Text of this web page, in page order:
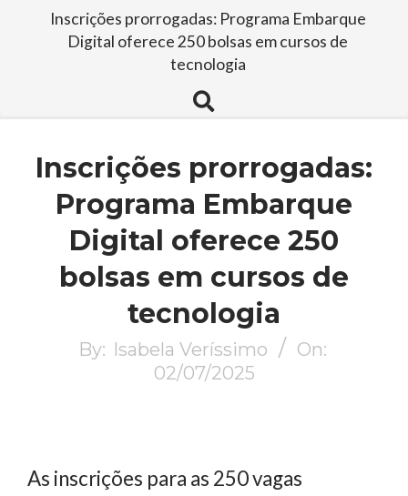
Inscrições prorrogadas: Programa Embarque
Digital oferece 250 bolsas em cursos de
tecnologia
Search
Inscrições prorrogadas:
Programa Embarque
Digital oferece 250
bolsas em cursos de
tecnologia
By: Isabela Veríssimo
On:
02/07/2025
As inscrições para as 250 vagas